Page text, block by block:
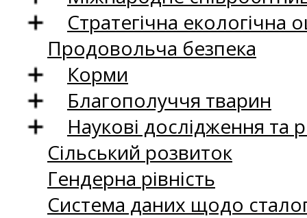
Стратегічна екологічна
Продовольча безпека
Корми
Благополуччя тварин
Наукові дослідження та
Сільський розвиток
Гендерна рівність
Система даних щодо